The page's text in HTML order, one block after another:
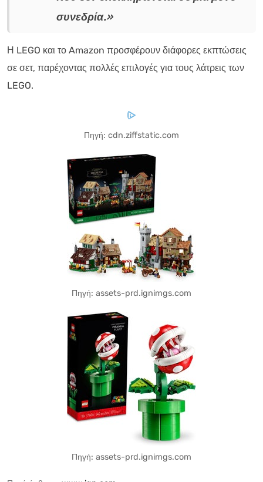
συνεδρία.»
Η LEGO και το Amazon προσφέρουν διάφορες εκπτώσεις
σε σετ, παρέχοντας πολλές επιλογές για τους λάτρεις των
LEGO.
Πηγή: cdn.ziffstatic.com
Πηγή: assets-prd.ignimgs.com
Πηγή: assets-prd.ignimgs.com